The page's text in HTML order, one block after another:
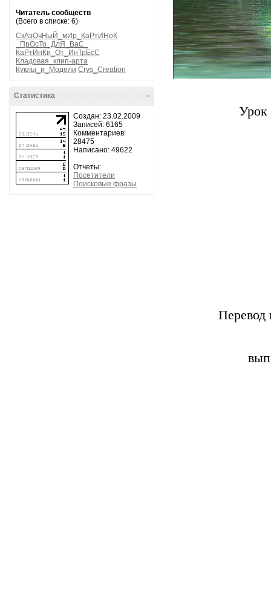
Читатель сообществ
(Всего в списке: 6)
СкАзОчНыЙ_мИр_КаРтИНоК
_ПрОсТо_ДлЯ_ВаС_
КаРтИнКи_От_ИнТрЕсС
Кладовая_клип-арта
Куклы_и_Модели Crys_Creation
-
Статистика
Создан: 23.02.2009
Записей: 6165
Комментариев:
28475
Написано: 49622
Отчеты:
Посетители
Поисковые фразы
Урок
Перевод